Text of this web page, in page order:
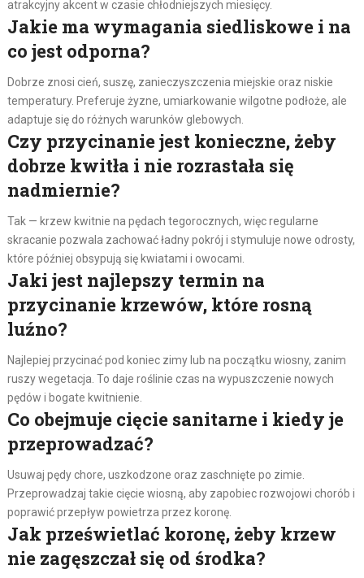
atrakcyjny akcent w czasie chłodniejszych miesięcy.
Jakie ma wymagania siedliskowe i na
co jest odporna?
Dobrze znosi cień, suszę, zanieczyszczenia miejskie oraz niskie
temperatury. Preferuje żyzne, umiarkowanie wilgotne podłoże, ale
adaptuje się do różnych warunków glebowych.
Czy przycinanie jest konieczne, żeby
dobrze kwitła i nie rozrastała się
nadmiernie?
Tak — krzew kwitnie na pędach tegorocznych, więc regularne
skracanie pozwala zachować ładny pokrój i stymuluje nowe odrosty,
które później obsypują się kwiatami i owocami.
Jaki jest najlepszy termin na
przycinanie krzewów, które rosną
luźno?
Najlepiej przycinać pod koniec zimy lub na początku wiosny, zanim
ruszy wegetacja. To daje roślinie czas na wypuszczenie nowych
pędów i bogate kwitnienie.
Co obejmuje cięcie sanitarne i kiedy je
przeprowadzać?
Usuwaj pędy chore, uszkodzone oraz zaschnięte po zimie.
Przeprowadzaj takie cięcie wiosną, aby zapobiec rozwojowi chorób i
poprawić przepływ powietrza przez koronę.
Jak prześwietlać koronę, żeby krzew
nie zagęszczał się od środka?